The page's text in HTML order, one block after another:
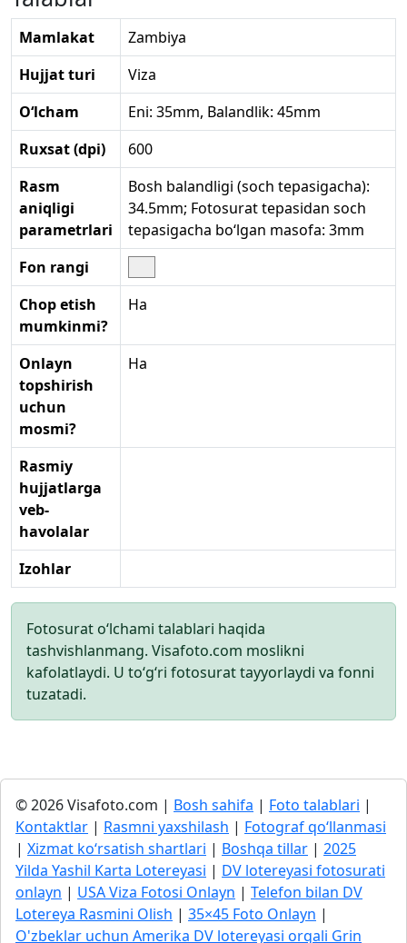
Mamlakat
Zambiya
Hujjat turi
Viza
O‘lcham
Eni: 35mm, Balandlik: 45mm
Ruxsat (dpi)
600
Rasm
aniqligi
parametrlari
Bosh balandligi (soch tepasigacha):
34.5mm; Fotosurat tepasidan soch
tepasigacha bo‘lgan masofa: 3mm
Fon rangi
Chop etish
mumkinmi?
Ha
Onlayn
topshirish
uchun
mosmi?
Ha
Rasmiy
hujjatlarga
veb-
havolalar
Izohlar
Fotosurat o‘lchami talablari haqida
tashvishlanmang. Visafoto.com moslikni
kafolatlaydi. U to‘g‘ri fotosurat tayyorlaydi va fonni
tuzatadi.
© 2026 Visafoto.com | Bosh sahifa | Foto talablari |
Kontaktlar | Rasmni yaxshilash | Fotograf qo‘llanmasi
| Xizmat ko‘rsatish shartlari | Boshqa tillar | 2025
Yilda Yashil Karta Lotereyasi | DV lotereyasi fotosurati
onlayn | USA Viza Fotosi Onlayn | Telefon bilan DV
Lotereya Rasmini Olish | 35×45 Foto Onlayn |
O'zbeklar uchun Amerika DV lotereyasi orqali Grin